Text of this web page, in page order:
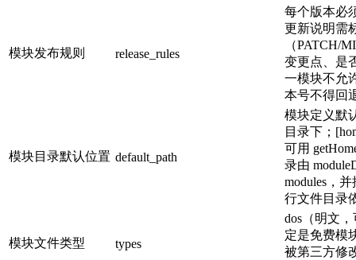
模块发布规则 release_rules
每个版本必
更新说明需
（PATCH/
变更点、是
一模块不允
本号不得回
模块目录默认位置 default_path
模块定义默
目录下；
可用
录由
modules，
行文件目录
模块文件类型 types
dos（明文
定是免费模
被第三方修